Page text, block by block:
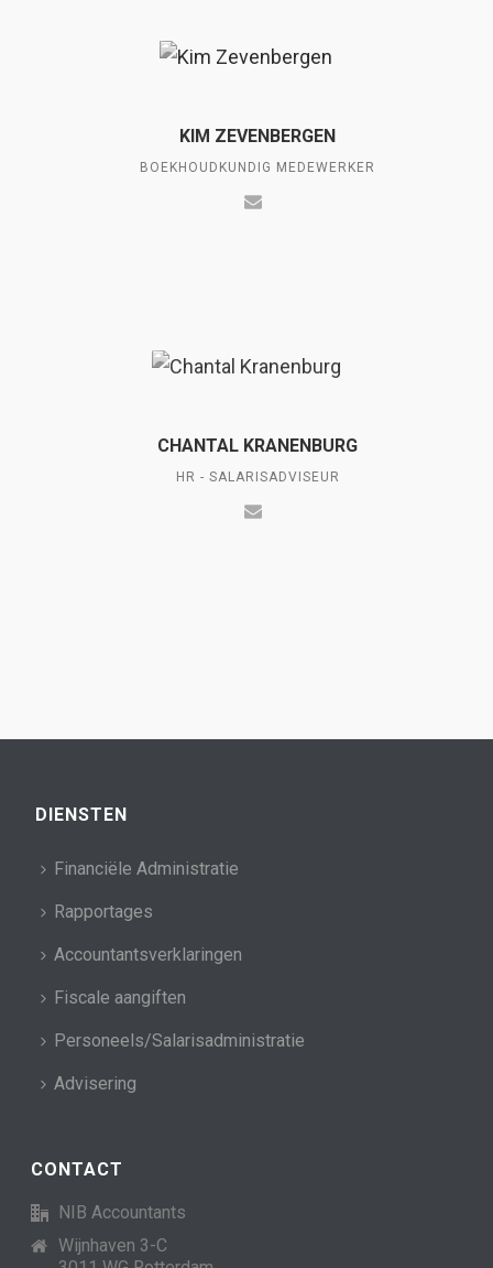
KIM ZEVENBERGEN
BOEKHOUDKUNDIG MEDEWERKER
CHANTAL KRANENBURG
HR - SALARISADVISEUR
DIENSTEN
Financiële Administratie
Rapportages
Accountantsverklaringen
Fiscale aangiften
Personeels/Salarisadministratie
Advisering
CONTACT
NIB Accountants
Wijnhaven 3-C